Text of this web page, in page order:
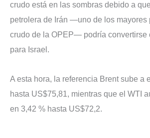
crudo está en las sombras debido a
petrolera de Irán —uno de los mayores
crudo de la OPEP— podría convertirse
para Israel.
A esta hora, la referencia Brent sube a
hasta US$75,81, mientras que el WTI
en 3,42 % hasta US$72,2.